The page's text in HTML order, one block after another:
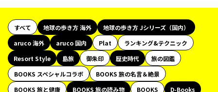
すべて 地球の歩き方 海外
地球の歩き方 Jシリーズ（国内）
aruco 海外
aruco 国内 Plat
ランキング&テクニック
Resort Style
島旅 御朱印 歴史時代
旅の図鑑
BOOKS スペシャルコラボ
BOOKS 旅の名言＆絶景
BOOKS 旅と健康
BOOKS 旅の読み物 BOOKS
D-Books